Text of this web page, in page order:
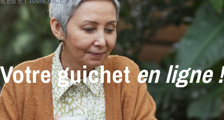
Votre guicheten ligne!